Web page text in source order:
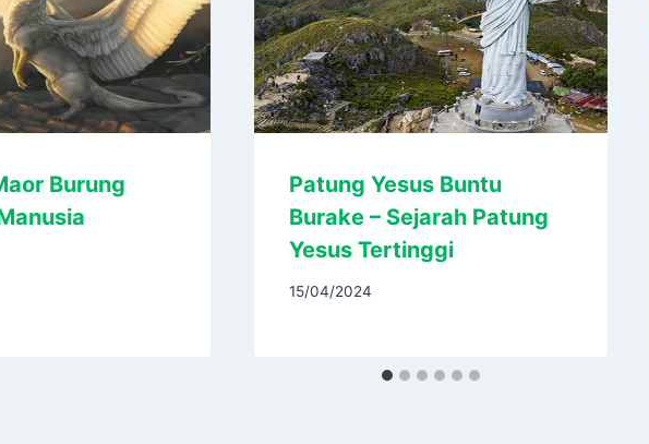
Burung
Patung Yesus Buntu
Burake – Sejarah Patung
Yesus Tertinggi
15/04/2024